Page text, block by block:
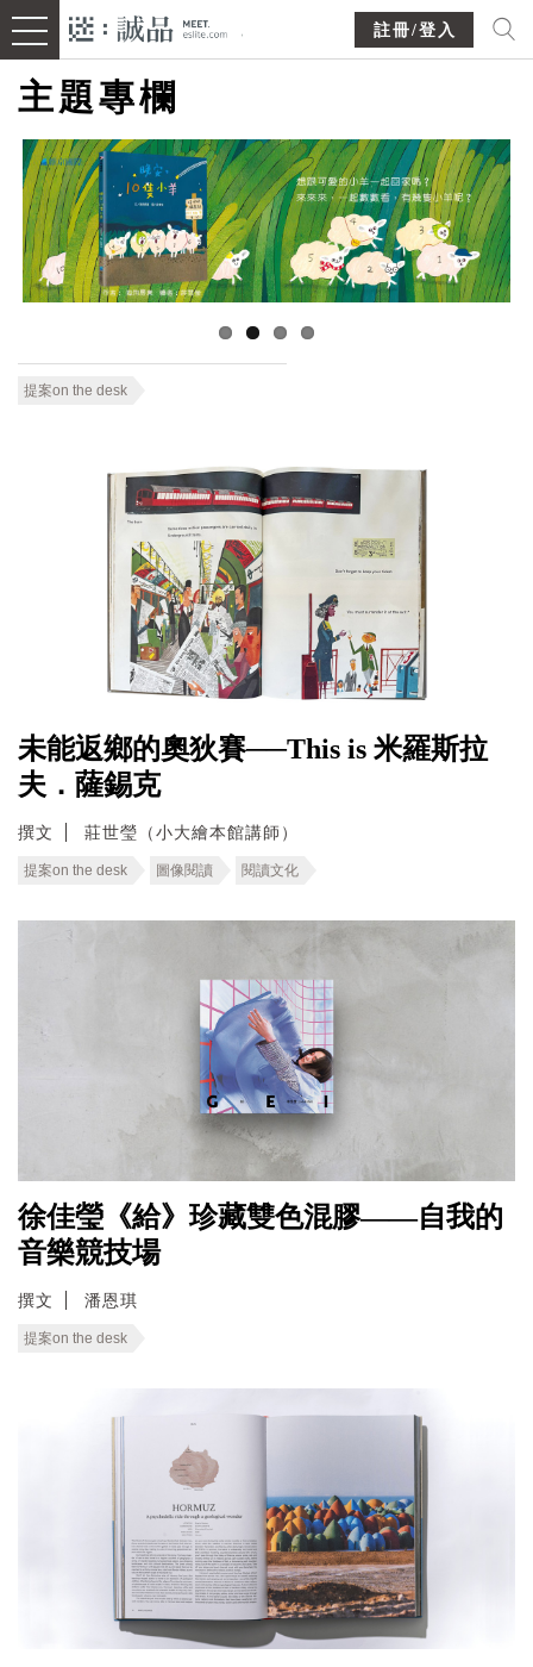
註冊/登入
主題專欄
提案on the desk
未能返鄉的奧狄賽──This is 米羅斯拉
夫．薩錫克
撰文 莊世瑩（小大繪本館講師）
提案on the desk 圖像閱讀 閱讀文化
徐佳瑩《給》珍藏雙色混膠——自我的
音樂競技場
撰文 潘恩琪
提案on the desk